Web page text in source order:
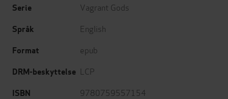
Serie
Vagrant Gods
Språk English
Format epub
DRM-beskyttelse LCP
ISBN 9780759557154